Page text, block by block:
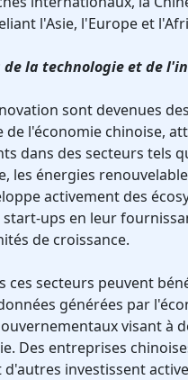
l'Asie, l'Europe et
la technologie et de
sont devenues
de l'économie chinoise,
dans des secteurs tels
les énergies
activement des
ups en leur
de croissance.
ces secteurs peuvent
générées par
visant à
Des entreprises
d'autres investissent